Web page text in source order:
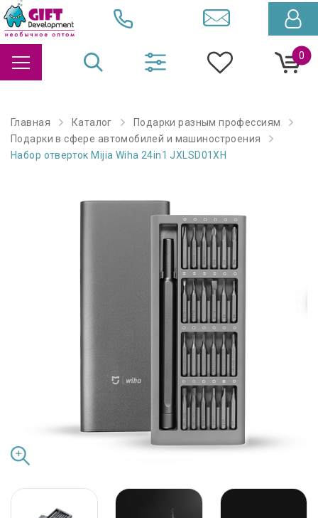
0
Главная Каталог
Подарки разным профессиям
Подарки в сфере автомобилей и машиностроения
Набор отверток Mijia Wiha 24in1 JXLSD01XH